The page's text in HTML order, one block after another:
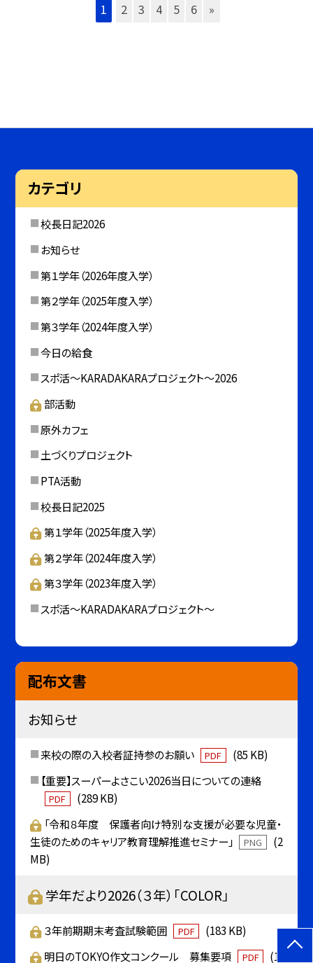
1 2 3 4 5 6 »
カテゴリ
校長日記2026
お知らせ
第１学年（2026年度入学）
第２学年（2025年度入学）
第３学年（2024年度入学）
今日の給食
スポ活～KARADAKARAプロジェクト～2026
部活動
原外カフェ
土づくりプロジェクト
PTA活動
校長日記2025
第１学年（2025年度入学）
第２学年（2024年度入学）
第３学年（2023年度入学）
スポ活～KARADAKARAプロジェクト～
配布文書
お知らせ
来校の際の入校者証持参のお願い PDF
(85 KB)
【重要】スーパーよさこい2026当日についての連絡
PDF
(289 KB)
「令和８年度 保護者向け特別な支援が必要な児童・
生徒のためのキャリア教育理解推進セミナー」
PNG
(2
MB)
学年だより2026（３年）「COLOR」
３年前期期末考査試験範囲 PDF
(183 KB)
明日のTOKYO作文コンクール 募集要項
PDF (1